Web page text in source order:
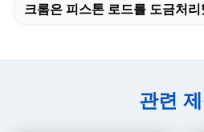
크롬은 피스톤 로드를 도금처
관련